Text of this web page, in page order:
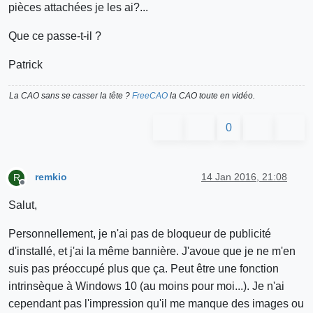
pièces attachées je les ai?...
Que ce passe-t-il ?
Patrick
La CAO sans se casser la tête ? FreeCAO la CAO toute en vidéo.
0
R
Offline
remkio 14 Jan 2016, 21:08
Salut,
Personnellement, je n'ai pas de bloqueur de publicité
d'installé, et j'ai la même bannière. J'avoue que je ne m'en
suis pas préoccupé plus que ça. Peut être une fonction
intrinsèque à Windows 10 (au moins pour moi...). Je n'ai
cependant pas l'impression qu'il me manque des images ou